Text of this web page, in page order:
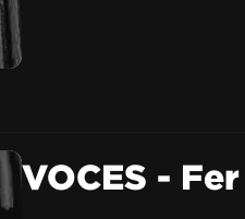
VOCES -